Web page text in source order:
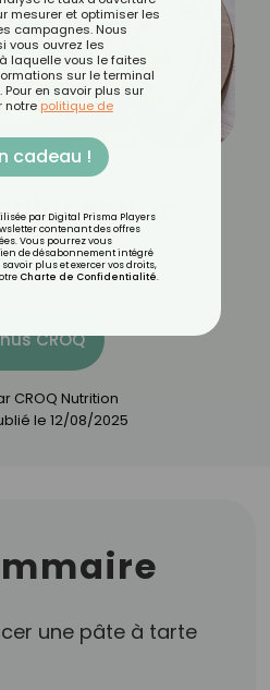
une
CROQ
CROQ Nutrition
le 12/08/2025
une pâte à tarte
mesurer et optimiser les
campagnes. Nous
vous ouvrez les
laquelle vous le faites
sur le terminal
Pour en savoir plus sur
notre politique de
cadeau !
par Digital Prisma Players
contenant des offres
Vous pourrez vous
de désabonnement intégré
plus et exercer vos droits,
Charte de Confidentialité.